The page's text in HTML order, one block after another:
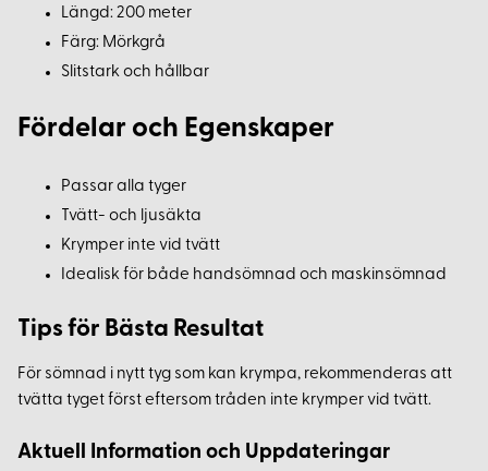
Längd: 200 meter
Färg: Mörkgrå
Slitstark och hållbar
Fördelar och Egenskaper
Passar alla tyger
Tvätt- och ljusäkta
Krymper inte vid tvätt
Idealisk för både handsömnad och maskinsömnad
Tips för Bästa Resultat
För sömnad i nytt tyg som kan krympa, rekommenderas att
tvätta tyget först eftersom tråden inte krymper vid tvätt.
Aktuell Information och Uppdateringar